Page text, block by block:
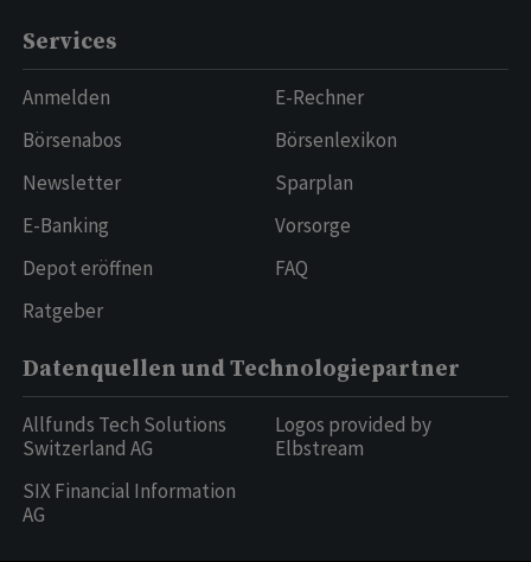
Services
Anmelden
Börsenabos
Newsletter
E-Banking
Depot eröffnen
Ratgeber
E-Rechner
Börsenlexikon
Sparplan
Vorsorge
FAQ
Datenquellen und Technologiepartner
Allfunds Tech Solutions
Switzerland AG
SIX Financial Information
AG
Logos provided by
Elbstream